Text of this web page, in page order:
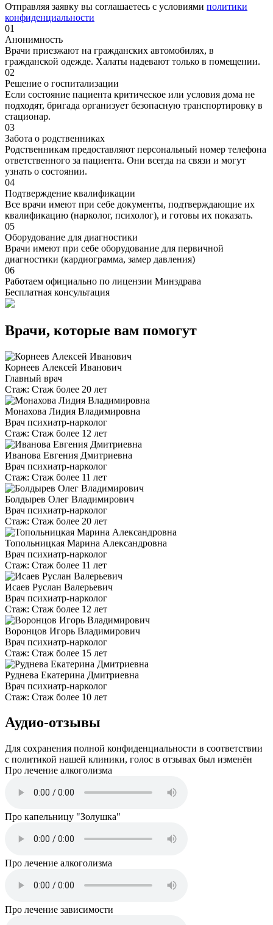
Отправляя заявку вы соглашаетесь с условиями политики
конфиденциальности
01
Анонимность
Врачи приезжают на гражданских автомобилях, в
гражданской одежде. Халаты надевают только в помещении.
02
Решение о госпитализации
Если состояние пациента критическое или условия дома не
подходят, бригада организует безопасную транспортировку в
стационар.
03
Забота о родственниках
Родственникам предоставляют персональный номер телефона
ответственного за пациента. Они всегда на связи и могут
узнать о состоянии.
04
Подтверждение квалификации
Все врачи имеют при себе документы, подтверждающие их
квалификацию (нарколог, психолог), и готовы их показать.
05
Оборудование для диагностики
Врачи имеют при себе оборудование для первичной
диагностики (кардиограмма, замер давления)
06
Работаем официально по лицензии Минздрава
Бесплатная консультация
Врачи, которые вам помогут
Корнеев Алексей Иванович
Главный врач
Стаж: Стаж более 20 лет
Монахова Лидия Владимировна
Врач психиатр-нарколог
Стаж: Стаж более 12 лет
Иванова Евгения Дмитриевна
Врач психиатр-нарколог
Стаж: Стаж более 11 лет
Болдырев Олег Владимирович
Врач психиатр-нарколог
Стаж: Стаж более 20 лет
Топольницкая Марина Александровна
Врач психиатр-нарколог
Стаж: Стаж более 11 лет
Исаев Руслан Валерьевич
Врач психиатр-нарколог
Стаж: Стаж более 12 лет
Воронцов Игорь Владимирович
Врач психиатр-нарколог
Стаж: Стаж более 15 лет
Руднева Екатерина Дмитриевна
Врач психиатр-нарколог
Стаж: Стаж более 10 лет
Аудио-отзывы
Для сохранения полной конфиденциальности в соответствии
с политикой нашей клиники, голос в отзывах был изменён
Про лечение алкоголизма
Про капельницу "Золушка"
Про лечение алкоголизма
Про лечение зависимости